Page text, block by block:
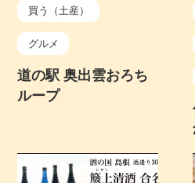
買う（土産）
グルメ
道の駅 奥出雲おろち
ループ